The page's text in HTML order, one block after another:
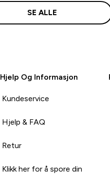
SE ALLE
Hjelp Og Informasjon
Kundeservice
Hjelp & FAQ
Retur
Klikk her for å spore din